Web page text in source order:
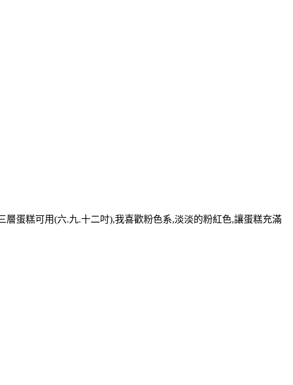
層蛋糕可用(六.九.十二吋),我喜歡粉色系,淡淡的粉紅色,讓蛋糕充滿